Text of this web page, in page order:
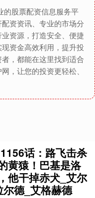
的股票配资信息服务平
资资讯、专业的市场分
资源，打造安全、便捷
资金高效利用，提升投
，都能在这里找到适合
，让您的投资更轻松、
话：路飞击杀
黄猿！巴基是洛
他干掉赤犬_艾尔
尔德_艾格赫德